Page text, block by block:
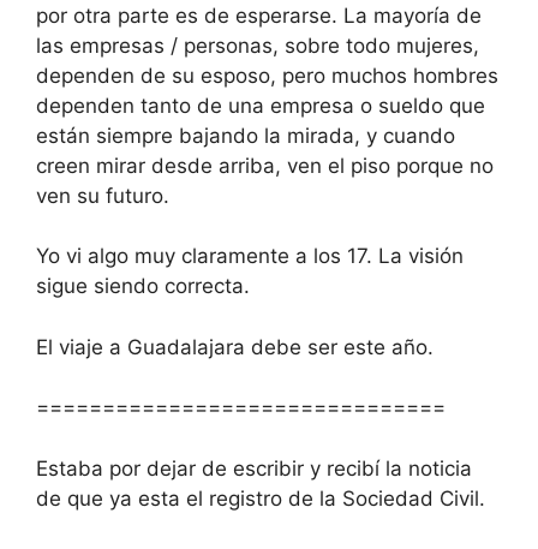
por otra parte es de esperarse. La mayoría de
las empresas / personas, sobre todo mujeres,
dependen de su esposo, pero muchos hombres
dependen tanto de una empresa o sueldo que
están siempre bajando la mirada, y cuando
creen mirar desde arriba, ven el piso porque no
ven su futuro.
Yo vi algo muy claramente a los 17. La visión
sigue siendo correcta.
El viaje a Guadalajara debe ser este año.
===============================
Estaba por dejar de escribir y recibí la noticia
de que ya esta el registro de la Sociedad Civil.